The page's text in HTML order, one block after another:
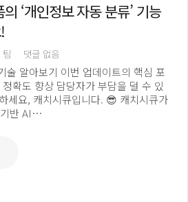
‘개인정보 자동 분류’ 기능
댓글 없음
술 알아보기 이번 업데이트의 핵심 포
확도 향상 담당자가 부담을 덜 수 있
요, 캐치시큐입니다. 😎 캐치시큐가
기반 AI…